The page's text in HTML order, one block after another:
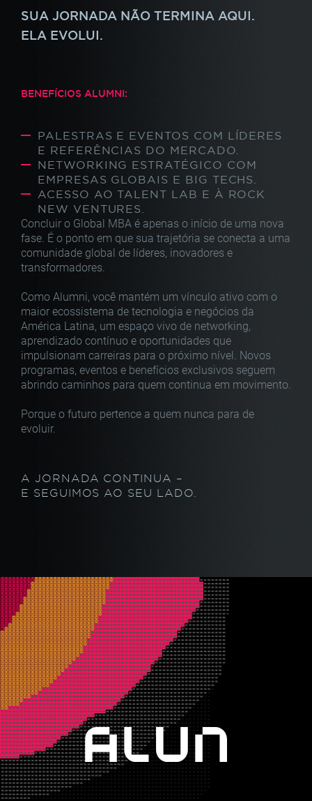
SUA JORNADA NÃO TERMINA AQUI.
ELA EVOLUI.
Concluir o Global MBA é apenas o início de uma nova
fase. É o ponto em que sua trajetória se conecta a uma
comunidade global de líderes, inovadores e
transformadores.
Como Alumni, você mantém um vínculo ativo com o
maior ecossistema de tecnologia e negócios da
América Latina, um espaço vivo de networking,
aprendizado contínuo e oportunidades que
impulsionam carreiras para o próximo nível. Novos
programas, eventos e benefícios exclusivos seguem
abrindo caminhos para quem continua em movimento.
Porque o futuro pertence a quem nunca para de
evoluir.
A JORNADA CONTINUA –
E SEGUIMOS AO SEU LADO.
BENEFÍCIOS ALUMNI:
PALESTRAS E EVENTOS COM LÍDERES
E REFERÊNCIAS DO MERCADO.
NETWORKING ESTRATÉGICO COM
EMPRESAS GLOBAIS E BIG TECHS.
ACESSO AO TALENT LAB E À ROCK
NEW VENTURES.